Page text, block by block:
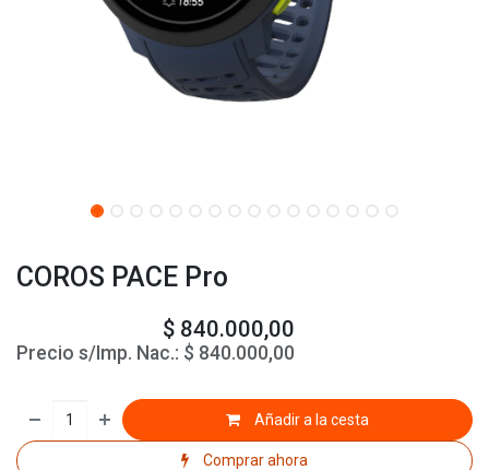
COROS PACE Pro
$ 840.000,00
Precio s/Imp. Nac.: $ 840.000,00
Añadir a la cesta
Comprar ahora